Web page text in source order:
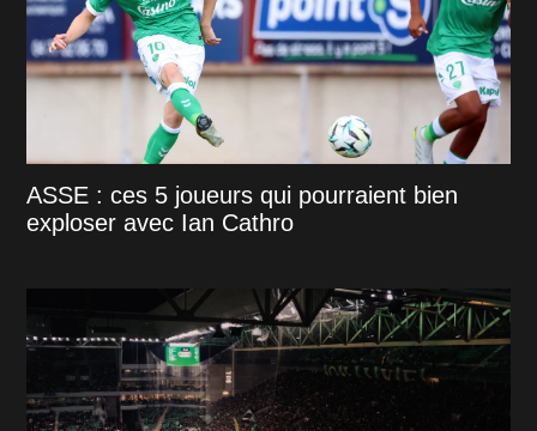
ASSE : ces 5 joueurs qui pourraient bien
exploser avec Ian Cathro